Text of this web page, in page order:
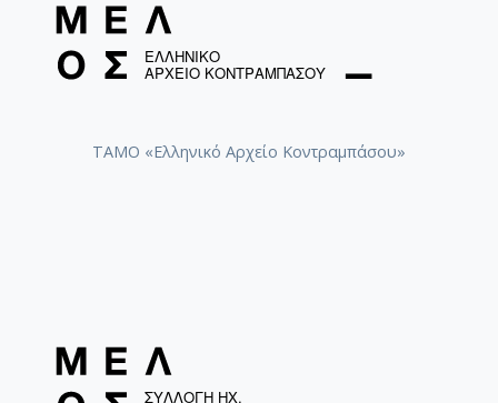
ΤΑΜΟ «Ελληνικό Αρχείο Κοντραμπάσου»